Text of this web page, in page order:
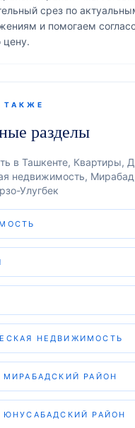
срез по
и помогаем
ТАКЖЕ
разделы
в Ташкенте, Квартиры,
недвижимость,
Улугбек
НЕДВИЖИМОСТЬ
МИРАБАДСКИЙ РАЙОН
ЮНУСАБАДСКИЙ РАЙОН